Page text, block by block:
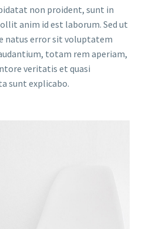
non proident, sunt in
anim id est laborum. Sed ut
natus error sit voluptatem
totam rem aperiam,
veritatis et quasi
sunt explicabo.